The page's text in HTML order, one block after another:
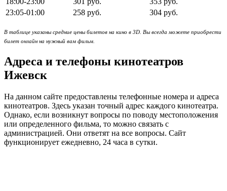
23:05-01:00
258 руб. 304 руб.
В таблице указаны средние цены билетов на кино в 3D. Вы всегда можете приобрести
билет онлайн на нужный вам фильм.
Адреса и телефоны кинотеатров
Ижевск
На данном сайте предоставлены телефонные номера и адреса
кинотеатров. Здесь указан точный адрес каждого кинотеатра.
Однако, если возникнут вопросы по поводу местоположения
или определенного фильма, то можно связать с
администрацией. Они ответят на все вопросы. Сайт
функционирует ежедневно, 24 часа в сутки.